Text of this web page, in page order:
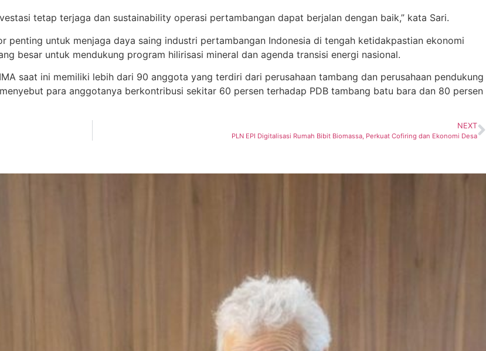
tetap terjaga dan sustainability operasi pertambangan dapat berjalan dengan baik,” kata Sari.
penting untuk menjaga daya saing industri pertambangan Indonesia di tengah ketidakpastian ekonomi
besar untuk mendukung program hilirisasi mineral dan agenda transisi energi nasional.
saat ini memiliki lebih dari 90 anggota yang terdiri dari perusahaan tambang dan perusahaan pendukung
para anggotanya berkontribusi sekitar 60 persen terhadap PDB tambang batu bara dan 80 persen
NEXT
PLN EPI Digitalisasi Rumah Bibit Biomassa, Perkuat Cofiring dan Ekonomi Desa